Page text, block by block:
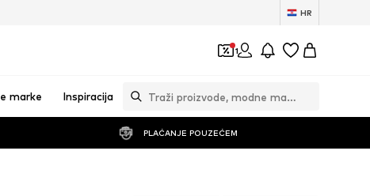
HR
1
marke Inspiracija
PLAĆANJE POUZEĆEM